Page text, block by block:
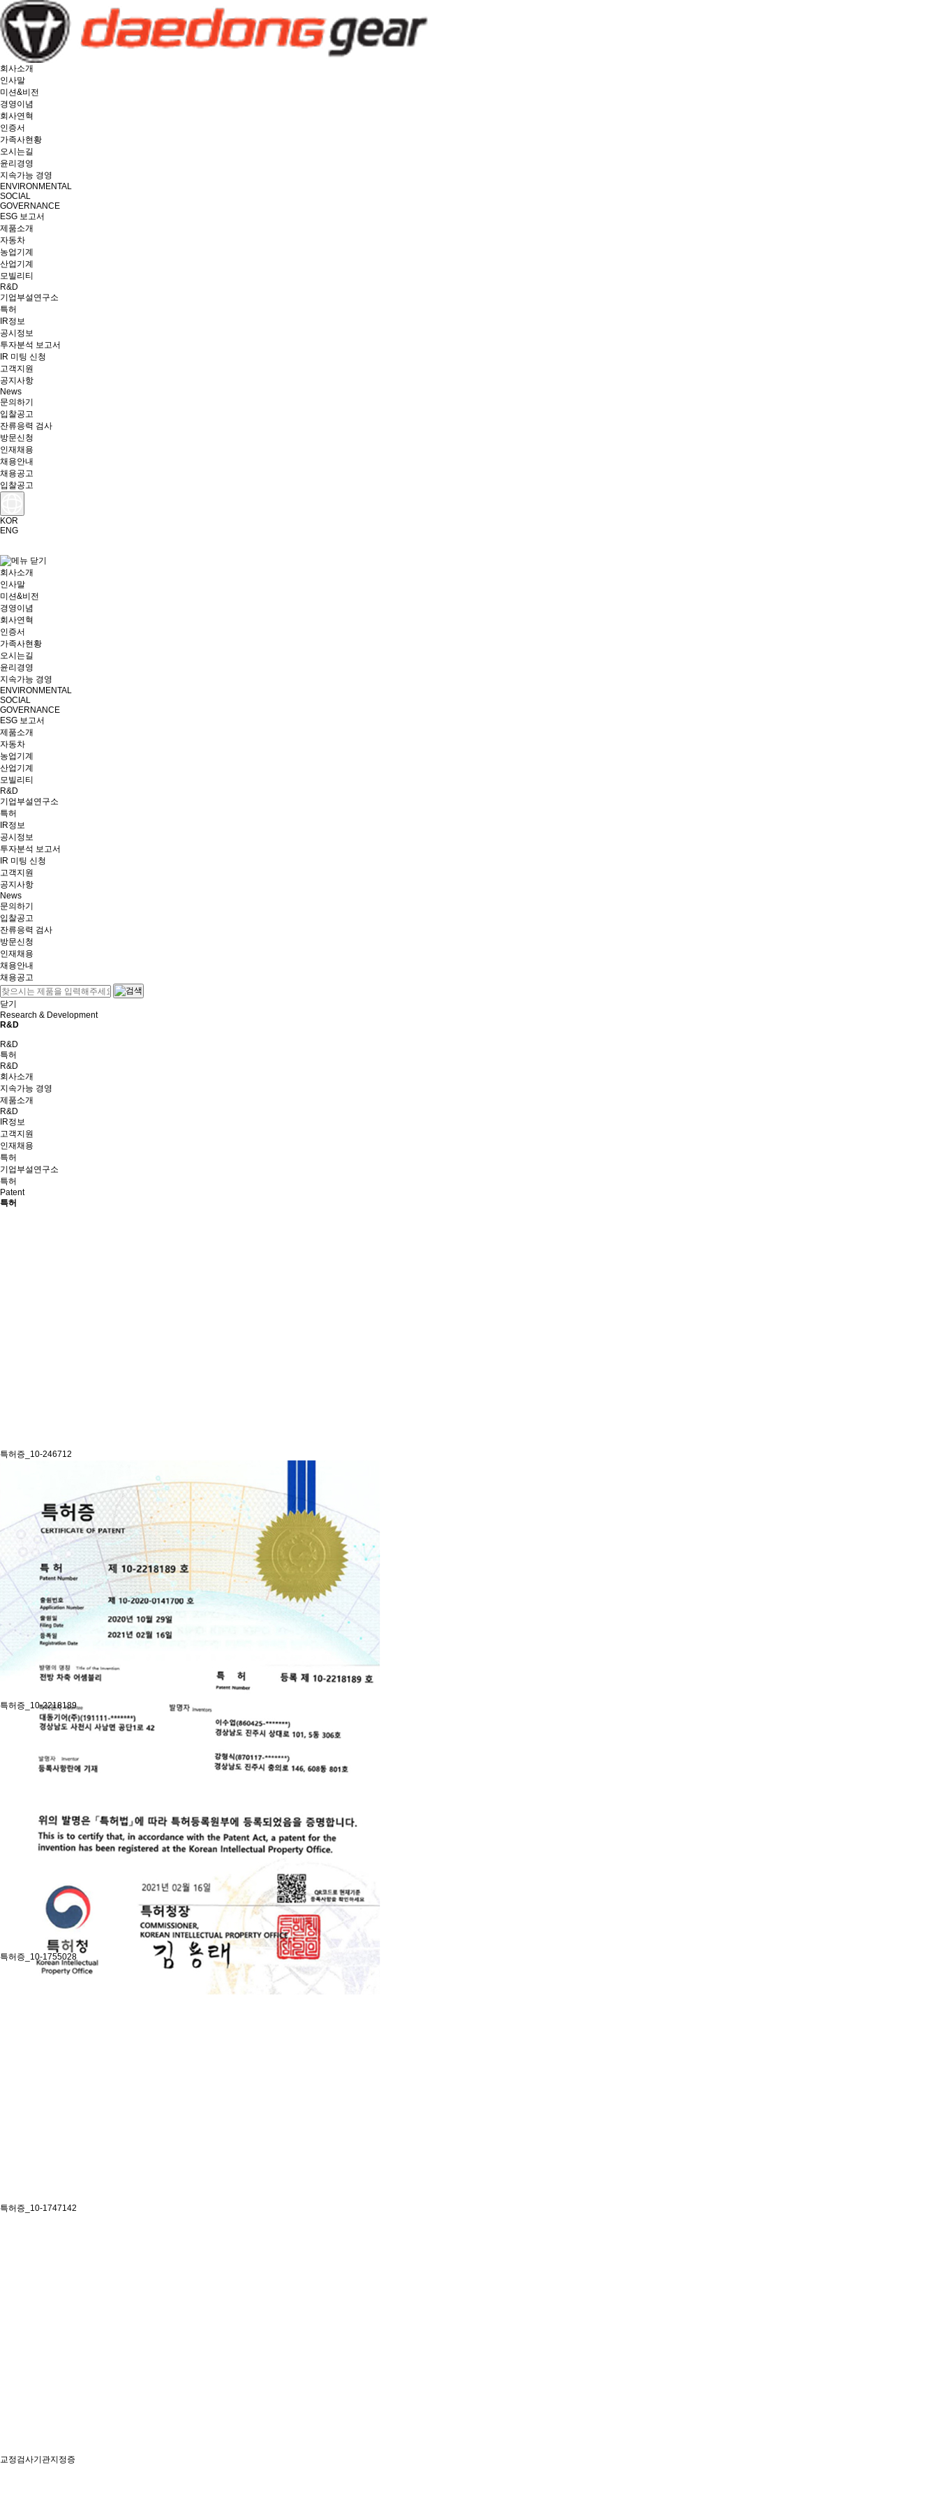
회사소개
인사말
미션&비전
경영이념
회사연혁
인증서
가족사현황
오시는길
윤리경영
지속가능 경영
ENVIRONMENTAL
SOCIAL
GOVERNANCE
ESG 보고서
제품소개
자동차
농업기계
산업기계
모빌리티
R&D
기업부설연구소
특허
IR정보
공시정보
투자분석 보고서
IR 미팅 신청
고객지원
공지사항
News
문의하기
입찰공고
잔류응력 검사
방문신청
인재채용
채용안내
채용공고
입찰공고
KOR
ENG
회사소개
인사말
미션&비전
경영이념
회사연혁
인증서
가족사현황
오시는길
윤리경영
지속가능 경영
ENVIRONMENTAL
SOCIAL
GOVERNANCE
ESG 보고서
제품소개
자동차
농업기계
산업기계
모빌리티
R&D
기업부설연구소
특허
IR정보
공시정보
투자분석 보고서
IR 미팅 신청
고객지원
공지사항
News
문의하기
입찰공고
잔류응력 검사
방문신청
인재채용
채용안내
채용공고
닫기
Research & Development
R&D
R&D
특허
R&D
회사소개
지속가능 경영
제품소개
R&D
IR정보
고객지원
인재채용
특허
기업부설연구소
특허
Patent
특허
특허증_10-246712
특허증_10-2218189
특허증_10-1755028
특허증_10-1747142
교정검사기관지정증